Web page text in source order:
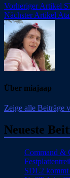
Vorheriger Artikel
Nächster Artikel
Über miajaap
Zeige alle Beiträge
Neueste
Command &
SDL2